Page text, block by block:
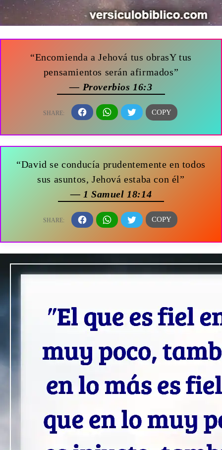
“Encomienda a Jehová tus obrasY tus
pensamientos serán afirmados”
— Proverbios 16:3
“David se conducía prudentemente en todos
sus asuntos, Jehová estaba con él”
— 1 Samuel 18:14